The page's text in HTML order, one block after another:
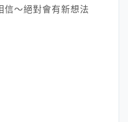
信～絕對會有新想法